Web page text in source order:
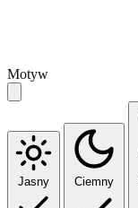
Motyw
Jasny Ciemny